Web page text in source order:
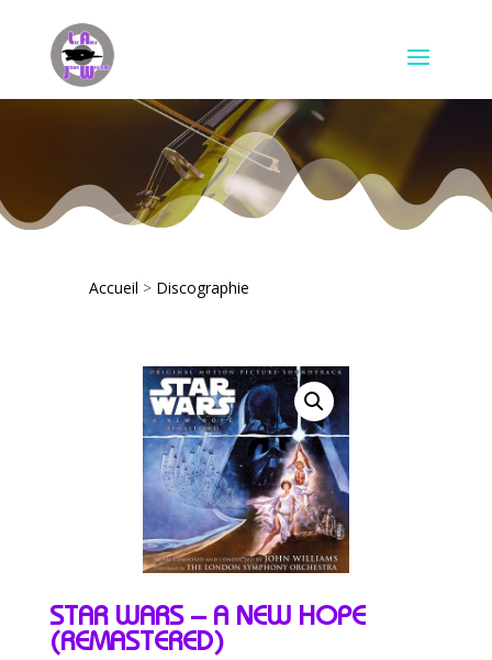
Accueil > Discographie
STAR WARS – A NEW HOPE
(REMASTERED)